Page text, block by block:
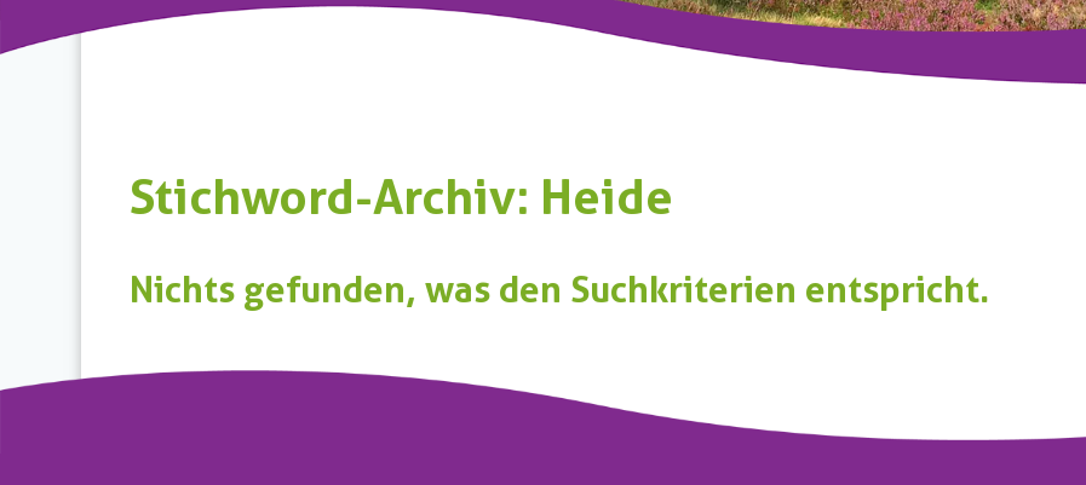
Stichword-Archiv: Heide
Nichts gefunden, was den Suchkriterien entspricht.